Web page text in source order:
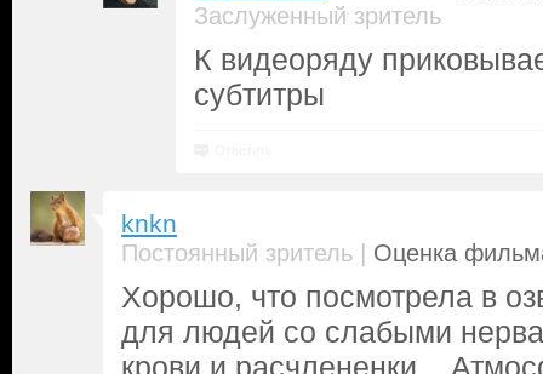
Заслуженный зритель
К видеоряду
субтитры
knkn
Постоянный зритель | Оценка
Хорошо, что посмотрела в
для людей со слабыми
крови и расчлененки...